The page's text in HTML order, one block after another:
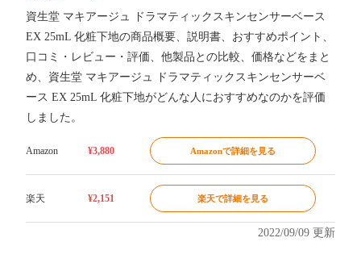
資生堂 マキアージュ ドラマティックスキンセンサーベース
EX 25mL 化粧下地の商品概要、説明書、おすすめポイント、
口コミ・レビュー・評価、他製品との比較、価格などをまと
め、資生堂 マキアージュ ドラマティックスキンセンサーベ
ース EX 25mL 化粧下地がどんな人におすすめなのかを評価
しました。
Amazon ¥3,880 Amazonで詳細を見る
楽天 ¥2,151 楽天で詳細を見る
2022/09/09 更新